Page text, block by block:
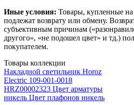
Иные условия: Товары, купленные
подлежат возврату или обмену.
субъективным причинам
другого», «не подошел цвет» и тд.)
покупателем.
Товары коллекции
Накладной светильник Horoz
Electric 109-001-0018
HRZ00002323 Цвет арматуры
никель Цвет плафонов никель